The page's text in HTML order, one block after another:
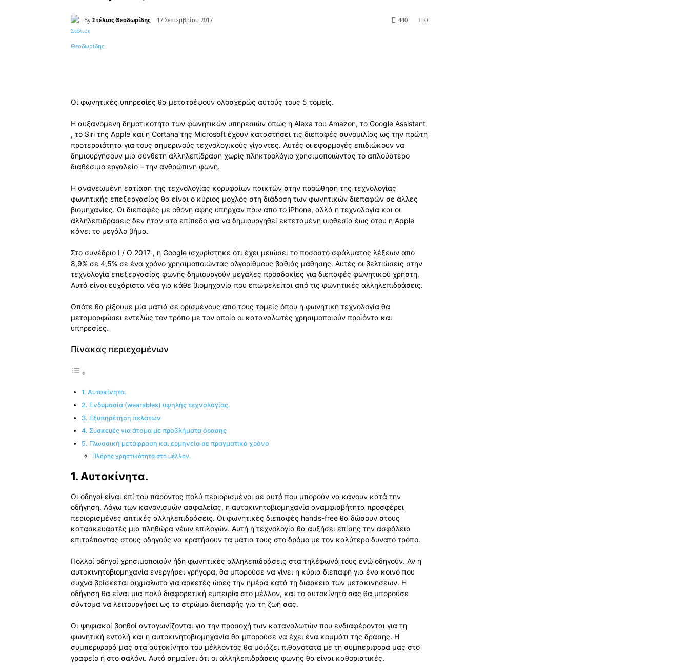
By Στέλιος Θεοδωρίδης 17 Σεπτεμβρίου 2017 0
440
Κοινοποίηση
Οι φωνητικές υπηρεσίες θα μετατρέψουν ολοσχερώς αυτούς τους 5 τομείς.
Η αυξανόμενη δημοτικότητα των φωνητικών υπηρεσιών όπως η Alexa του Amazon, το Google Assistant
, το Siri της Apple και η Cortana της Microsoft έχουν καταστήσει τις διεπαφές συνομιλίας ως την πρώτη
προτεραιότητα για τους σημερινούς τεχνολογικούς γίγαντες. Αυτές οι εφαρμογές επιδιώκουν να
δημιουργήσουν μια σύνθετη αλληλεπίδραση χωρίς πληκτρολόγιο χρησιμοποιώντας το απλούστερο
διαθέσιμο εργαλείο – την ανθρώπινη φωνή.
Η ανανεωμένη εστίαση της τεχνολογίας κορυφαίων παικτών στην προώθηση της τεχνολογίας
φωνητικής επεξεργασίας θα είναι ο κύριος μοχλός στη διάδοση των φωνητικών διεπαφών σε άλλες
βιομηχανίες. Οι διεπαφές με οθόνη αφής υπήρχαν πριν από το iPhone, αλλά η τεχνολογία και οι
αλληλεπιδράσεις δεν ήταν στο επίπεδο για να δημιουργηθεί εκτεταμένη υιοθεσία έως ότου η Apple
κάνει το μεγάλο βήμα.
Στο συνέδριο I / O 2017 , η Google ισχυρίστηκε ότι έχει μειώσει το ποσοστό σφάλματος λέξεων από
8,9% σε 4,5% σε ένα χρόνο χρησιμοποιώντας αλγορίθμους βαθιάς μάθησης. Αυτές οι βελτιώσεις στην
τεχνολογία επεξεργασίας φωνής δημιουργούν μεγάλες προσδοκίες για διεπαφές φωνητικού χρήστη.
Αυτά είναι ευχάριστα νέα για κάθε βιομηχανία που επωφελείται από τις φωνητικές αλληλεπιδράσεις.
Οπότε θα ρίξουμε μία ματιά σε ορισμένους από τους τομείς όπου η φωνητική τεχνολογία θα
μεταμορφώσει εντελώς τον τρόπο με τον οποίο οι καταναλωτές χρησιμοποιούν προϊόντα και
υπηρεσίες.
Πίνακας περιεχομένων
1. Αυτοκίνητα.
2. Ενδυμασία (wearables) υψηλής τεχνολογίας.
3. Εξυπηρέτηση πελατών
4. Συσκευές για άτομα με προβλήματα όρασης
5. Γλωσσική μετάφραση και ερμηνεία σε πραγματικό χρόνο
Πλήρης χρηστικότητα στο μέλλον.
1. Αυτοκίνητα.
Οι οδηγοί είναι επί του παρόντος πολύ περιορισμένοι σε αυτό που μπορούν να κάνουν κατά την
οδήγηση. Λόγω των κανονισμών ασφαλείας, η αυτοκινητοβιομηχανία αναμφισβήτητα προσφέρει
περιορισμένες απτικές αλληλεπιδράσεις. Οι φωνητικές διεπαφές hands-free θα δώσουν στους
κατασκευαστές μια πληθώρα νέων επιλογών. Αυτή η τεχνολογία θα αυξήσει επίσης την ασφάλεια
επιτρέποντας στους οδηγούς να κρατήσουν τα μάτια τους στο δρόμο με τον καλύτερο δυνατό τρόπο.
Πολλοί οδηγοί χρησιμοποιούν ήδη φωνητικές αλληλεπιδράσεις στα τηλέφωνά τους ενώ οδηγούν. Αν η
αυτοκινητοβιομηχανία ενεργήσει γρήγορα, θα μπορούσε να γίνει η κύρια διεπαφή για ένα κοινό που
συχνά βρίσκεται αιχμάλωτο για αρκετές ώρες την ημέρα κατά τη διάρκεια των μετακινήσεων. Η
οδήγηση θα είναι μια πολύ διαφορετική εμπειρία στο μέλλον, και το αυτοκίνητό σας θα μπορούσε
σύντομα να λειτουργήσει ως το στρώμα διεπαφής για τη ζωή σας.
Οι ψηφιακοί βοηθοί ανταγωνίζονται για την προσοχή των καταναλωτών που ενδιαφέρονται για τη
φωνητική εντολή και η αυτοκινητοβιομηχανία θα μπορούσε να έχει ένα κομμάτι της δράσης. Η
συμπεριφορά μας στα αυτοκίνητα του μέλλοντος θα μοιάζει πιθανότατα με τη συμπεριφορά μας στο
γραφείο ή στο σαλόνι. Αυτό σημαίνει ότι οι αλληλεπιδράσεις φωνής θα είναι καθοριστικές.